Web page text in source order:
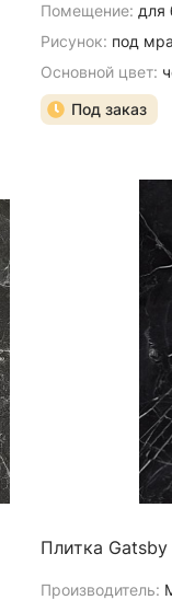
Помещение: для
Рисунок: под
Основной цвет:
Под заказ
Плитка
Производитель: